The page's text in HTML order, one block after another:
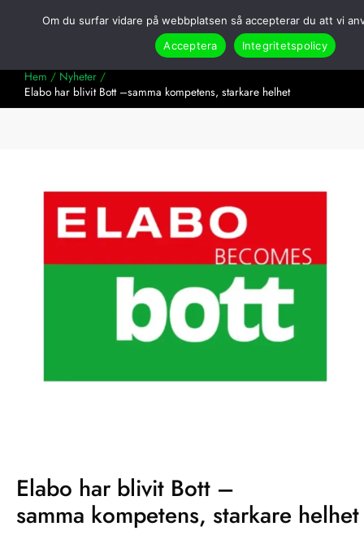
Search
Hem
Nyheter
Elabo har blivit Bott –samma kompetens, starkare helhet
Elabo har blivit Bott –
samma kompetens, starkare helhet
Om du surfar vidare på webbplatsen så accepterar du att vi
Acceptera
Integritetspolicy